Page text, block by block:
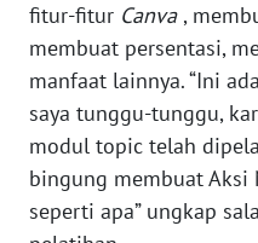
fitur-fitur Canva,
membuat persentasi,
manfaat lainnya. “Ini
saya tunggu-tunggu,
modul topic telah
bingung membuat Aksi
seperti apa” ungkap
WN
SUMSEL
BENGKULU
WN